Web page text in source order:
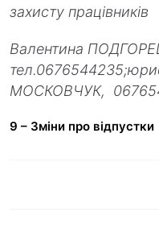
захисту працівників
Валентина
тел.0676544235;
МОСКОВЧУК,
9 – Зміни про відпустки